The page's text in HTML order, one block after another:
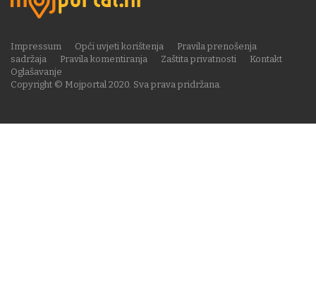
Copyright © Mojportal 2020. Sva prava pridržana.
Impressum Opći uvjeti korištenja
Pravila prenošenja
sadržaja
Pravila komentiranja Zaštita privatnosti
Kontakt
Oglašavanje